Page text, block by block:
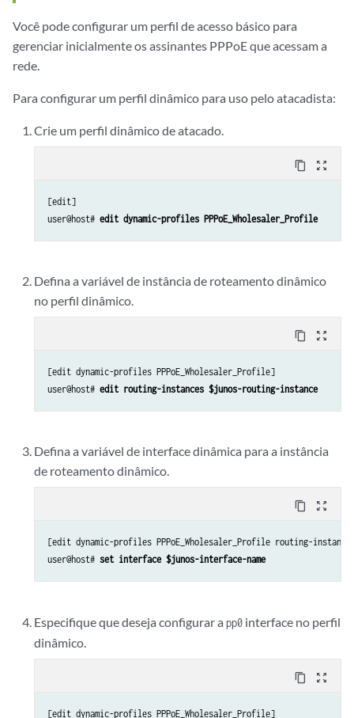
Você pode configurar um perfil de acesso básico para
gerenciar inicialmente os assinantes PPPoE que acessam a
rede.
Para configurar um perfil dinâmico para uso pelo atacadista:
Crie um perfil dinâmico de atacado.
content_copy zoom_out_map
[edit]
user@host# edit dynamic-profiles PPPoE_Wholesaler_Profile
Defina a variável de instância de roteamento dinâmico
no perfil dinâmico.
content_copy zoom_out_map
[edit dynamic-profiles PPPoE_Wholesaler_Profile]
user@host# edit routing-instances $junos-routing-instance
Defina a variável de interface dinâmica para a instância
de roteamento dinâmico.
content_copy zoom_out_map
[edit dynamic-profiles PPPoE_Wholesaler_Profile routing-
user@host# set interface $junos-interface-name
Especifique que deseja configurar app0 interface no perfil
dinâmico.
content_copy zoom_out_map
[edit dynamic-profiles PPPoE_Wholesaler_Profile]